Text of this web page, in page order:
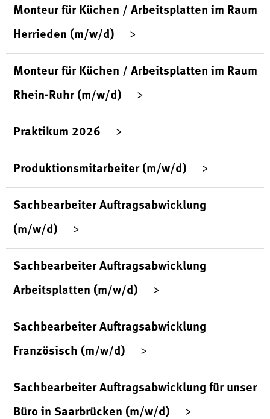
Monteur für Küchen / Arbeitsplatten im Raum
Herrieden (m/w/d)
Monteur für Küchen / Arbeitsplatten im Raum
Rhein-Ruhr (m/w/d)
Praktikum 2026
Produktionsmitarbeiter (m/w/d)
Sachbearbeiter Auftragsabwicklung
(m/w/d)
Sachbearbeiter Auftragsabwicklung
Arbeitsplatten (m/w/d)
Sachbearbeiter Auftragsabwicklung
Französisch (m/w/d)
Sachbearbeiter Auftragsabwicklung für unser
Büro in Saarbrücken (m/w/d)